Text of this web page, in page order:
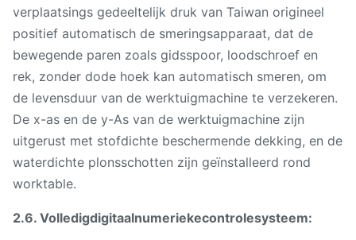
verplaatsings gedeeltelijk druk van Taiwan origineel
positief automatisch de smeringsapparaat, dat de
bewegende paren zoals gidsspoor, loodschroef en
rek, zonder dode hoek kan automatisch smeren, om
de levensduur van de werktuigmachine te verzekeren.
De x-as en de y-As van de werktuigmachine zijn
uitgerust met stofdichte beschermende dekking, en de
waterdichte plonsschotten zijn geïnstalleerd rond
worktable.
2.6. Volledigdigitaalnumeriekecontrolesysteem: